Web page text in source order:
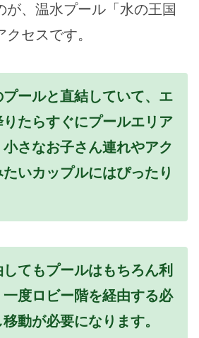
が、温水プール「水の王国
セスです。
プールと直結していて、エ
たらすぐにプールエリア
さなお子さん連れやアク
いカップルにはぴったり
してもプールはもちろん利
度ロビー階を経由する必
動が必要になります。